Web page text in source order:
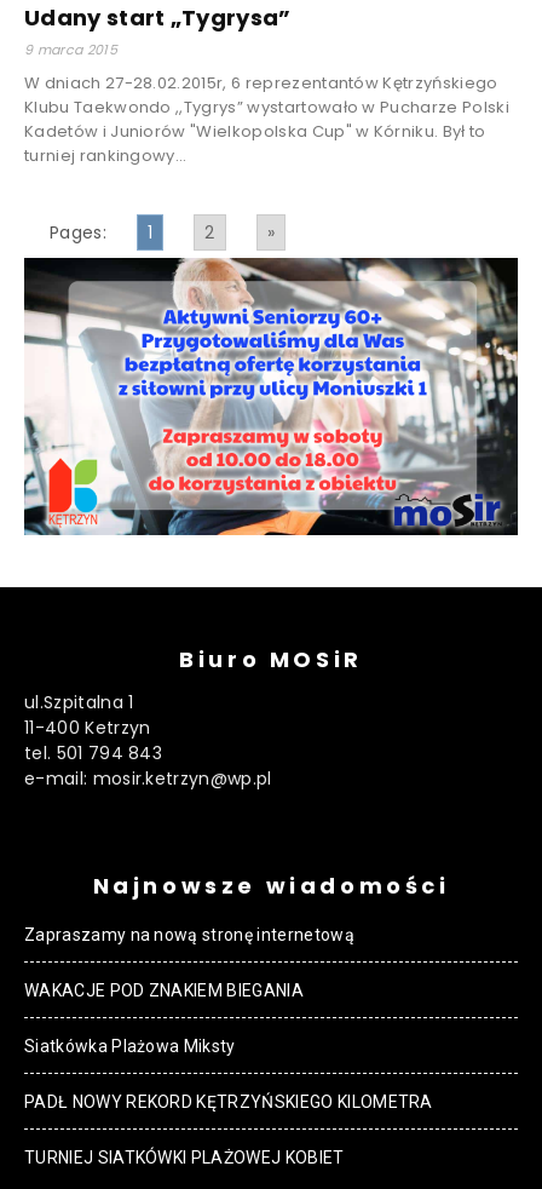
Udany start „Tygrysa”
9 marca 2015
W dniach 27-28.02.2015r, 6 reprezentantów Kętrzyńskiego
Klubu Taekwondo ,,Tygrys” wystartowało w Pucharze Polski
Kadetów i Juniorów "Wielkopolska Cup" w Kórniku. Był to
turniej rankingowy...
Pages: 1 2 »
Biuro MOSiR
ul.Szpitalna 1
11-400 Ketrzyn
tel. 501 794 843
e-mail: mosir.ketrzyn@wp.pl
Najnowsze wiadomości
Zapraszamy na nową stronę internetową
WAKACJE POD ZNAKIEM BIEGANIA
Siatkówka Plażowa Miksty
PADŁ NOWY REKORD KĘTRZYŃSKIEGO KILOMETRA
TURNIEJ SIATKÓWKI PLAŻOWEJ KOBIET